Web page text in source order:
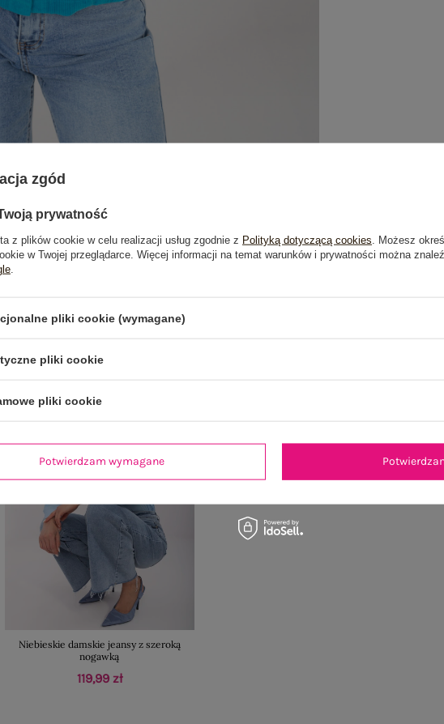
Zwroty i reklamacje Opinie o produkcie(1)
Niebieskie damskie jeansy z szeroką
nogawką
119,99 zł
zgód
prywatność
z plików cookie w celu realizacji usług zgodnie z Polityką dotyczącą cookies . Możesz
w Twojej przeglądarce. Więcej informacji na temat warunków i prywatności można
pliki cookie (wymagane)
pliki cookie
pliki cookie
Potwierdzam wymagane